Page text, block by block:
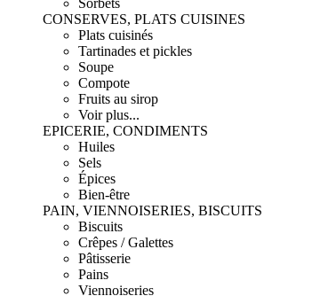
Sorbets
CONSERVES, PLATS CUISINES
Plats cuisinés
Tartinades et pickles
Soupe
Compote
Fruits au sirop
Voir plus...
EPICERIE, CONDIMENTS
Huiles
Sels
Épices
Bien-être
PAIN, VIENNOISERIES, BISCUITS
Biscuits
Crêpes / Galettes
Pâtisserie
Pains
Viennoiseries